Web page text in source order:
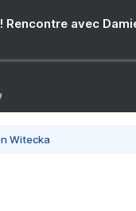
avec
Witecka